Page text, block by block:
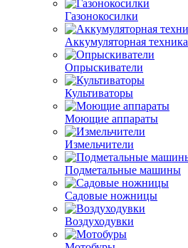
Газонокосилки
Аккумуляторная техника
Опрыскиватели
Культиваторы
Моющие аппараты
Измельчители
Подметальные машины
Садовые ножницы
Воздуходувки